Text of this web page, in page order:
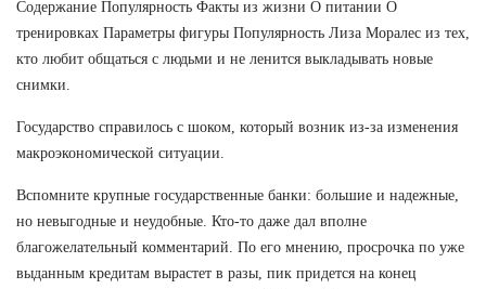
Содержание Популярность Факты из жизни О питании О
тренировках Параметры фигуры Популярность Лиза Моралес из тех,
кто любит общаться с людьми и не ленится выкладывать новые
снимки.
Государство справилось с шоком, который возник из-за изменения
макроэкономической ситуации.
Вспомните крупные государственные банки: большие и надежные,
но невыгодные и неудобные. Кто-то даже дал вполне
благожелательный комментарий. По его мнению, просрочка по уже
выданным кредитам вырастет в разы, пик придется на конец